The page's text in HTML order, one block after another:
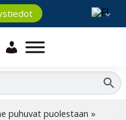
puhuvat puolestaan »